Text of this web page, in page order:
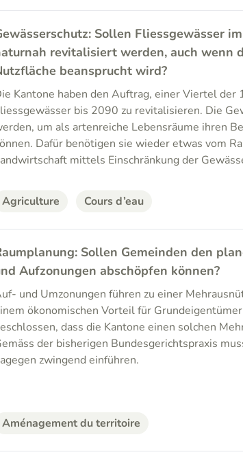
Sollen Fliessgewässer
revitalisiert werden, auch wenn
beansprucht wird?
Kantone haben den Auftrag, einer Viertel
bis 2090 zu revitalisieren. Die
um als artenreiche Lebensräume ihren
Dafür benötigen sie wieder etwas vom
mittels Einschränkung der
Agriculture Cours d’eau
Sollen Gemeinden den
Aufzonungen abschöpfen können?
und Umzonungen führen zu einer
ökonomischen Vorteil für
dass die Kantone einen solchen
der bisherigen Bundesgerichtspraxis
zwingend einführen.
Aménagement du territoire